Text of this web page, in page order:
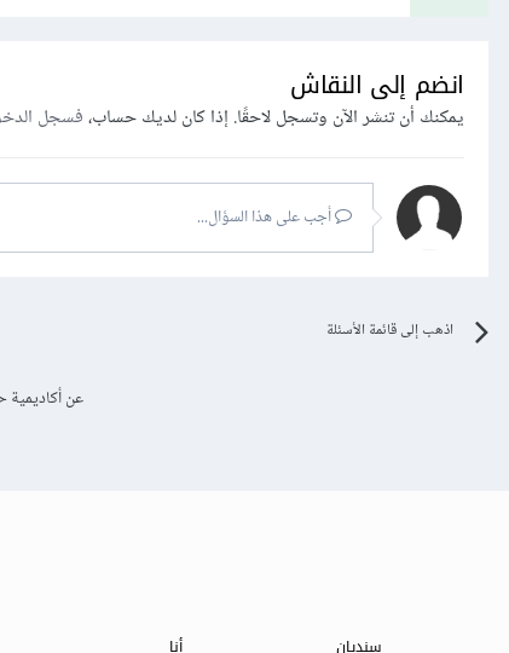
انضم إلى النقاش
يمكنك أن تنشر الآن وتسجل لاحقًا. إذا كان لديك حساب،فسجل
أجب على هذا السؤال...
اذهب إلى قائمة الأسئلة
عن